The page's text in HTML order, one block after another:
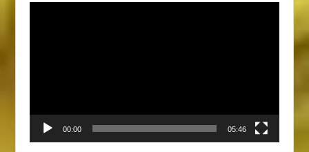
00:00 05:46